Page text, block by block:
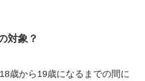
対象？
歳から19歳になるまでの間に